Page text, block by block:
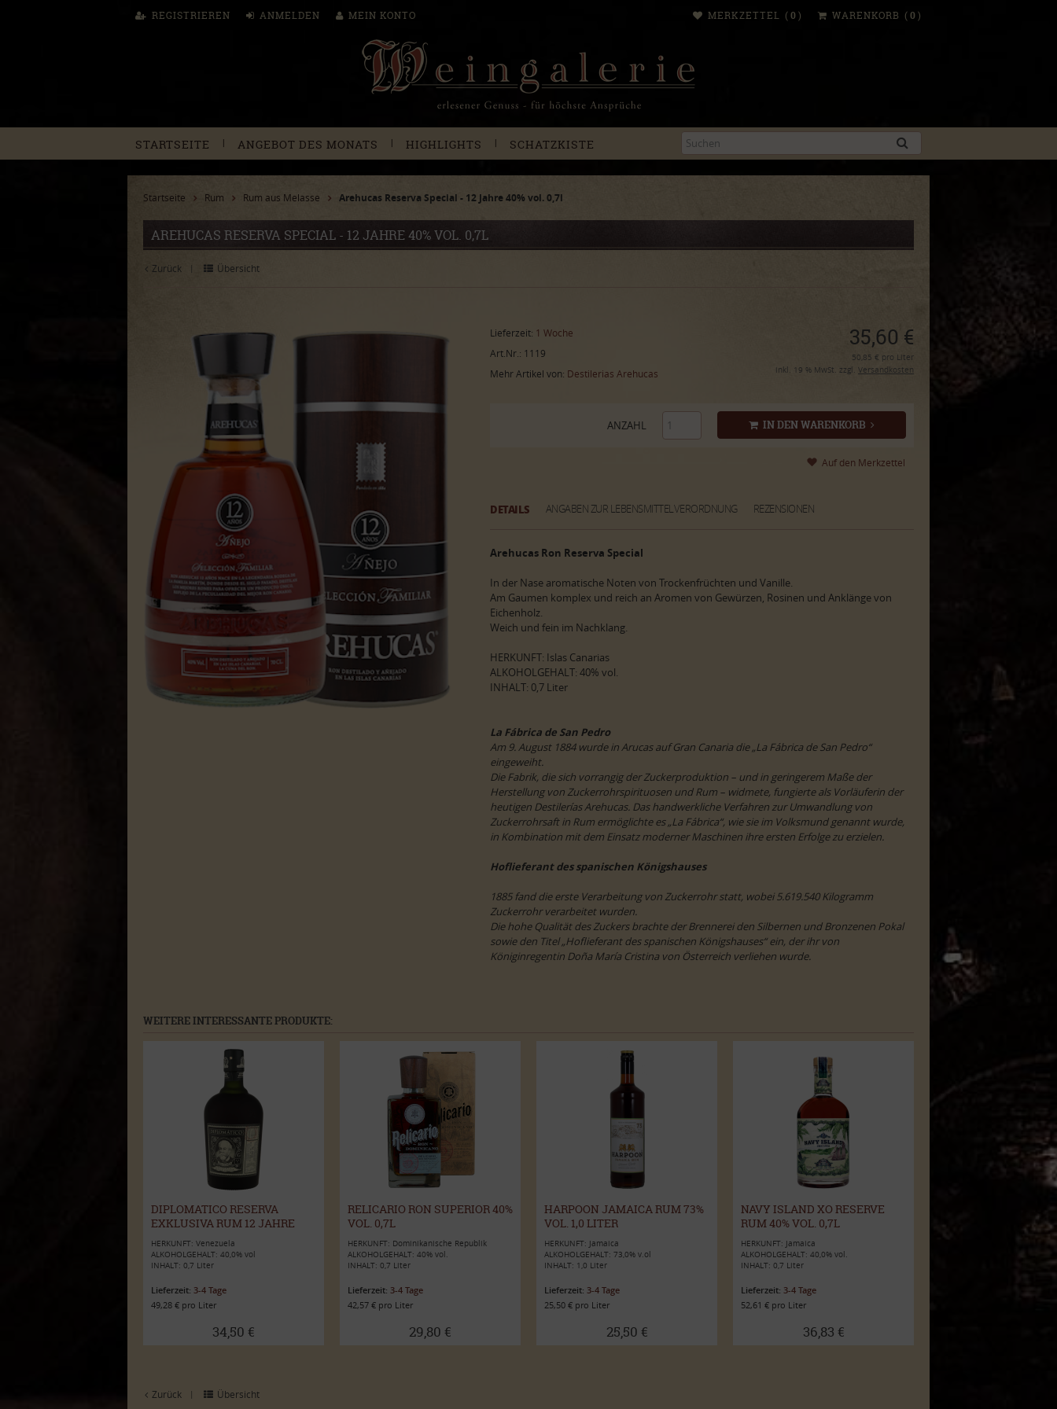
REGISTRIEREN ANMELDEN MEIN KONTO WARENKORB (0 )
MERKZETTEL (0 )
STARTSEITE | ANGEBOT DES MONATS | HIGHLIGHTS | SCHATZKISTE
Startseite Rum Rum aus Melasse Arehucas Reserva Special - 12 Jahre 40% vol. 0,7l
AREHUCAS RESERVA SPECIAL - 12 JAHRE 40% VOL. 0,7L
Zurück | Übersicht
Lieferzeit: 1 Woche
Art.Nr.: 1119
Mehr Artikel von: Destilerias Arehucas
35,60 €
50,85 € pro Liter
inkl. 19 % MwSt. zzgl. Versandkosten
IN DEN WARENKORB
ANZAHL
DETAILS ANGABEN ZUR LEBENSMITTELVERORDNUNG REZENSIONEN
Arehucas Ron Reserva Special
In der Nase aromatische Noten von Trockenfrüchten und Vanille.
Am Gaumen komplex und reich an Aromen von Gewürzen, Rosinen und Anklänge von
Eichenholz.
Weich und fein im Nachklang.
HERKUNFT: Islas Canarias
ALKOHOLGEHALT: 40% vol.
INHALT: 0,7 Liter
La Fábrica de San Pedro
Am 9. August 1884 wurde in Arucas auf Gran Canaria die „La Fábrica de San Pedro“
eingeweiht.
Die Fabrik, die sich vorrangig der Zuckerproduktion – und in geringerem Maße der
Herstellung von Zuckerrohrspirituosen und Rum – widmete, fungierte als Vorläuferin der
heutigen Destilerías Arehucas. Das handwerkliche Verfahren zur Umwandlung von
Zuckerrohrsaft in Rum ermöglichte es „La Fábrica“, wie sie im Volksmund genannt wurde,
in Kombination mit dem Einsatz moderner Maschinen ihre ersten Erfolge zu erzielen.
Hoflieferant des spanischen Königshauses
1885 fand die erste Verarbeitung von Zuckerrohr statt, wobei 5.619.540 Kilogramm
Zuckerrohr verarbeitet wurden.
Die hohe Qualität des Zuckers brachte der Brennerei den Silbernen und Bronzenen Pokal
sowie den Titel „Hoflieferant des spanischen Königshauses“ ein, der ihr von
Königinregentin Doña María Cristina von Österreich verliehen wurde.
WEITERE INTERESSANTE PRODUKTE:
DIPLOMATICO RESERVA
EXKLUSIVA RUM 12 JAHRE
HERKUNFT: Venezuela
ALKOHOLGEHALT: 40,0% vol
INHALT: 0,7 Liter
Lieferzeit: 3-4 Tage
49,28 € pro Liter
34,50 €
RELICARIO RON SUPERIOR 40%
VOL. 0,7L
HERKUNFT: Dominikanische Republik
ALKOHOLGEHALT: 40% vol.
INHALT: 0,7 Liter
Lieferzeit: 3-4 Tage
42,57 € pro Liter
29,80 €
HARPOON JAMAICA RUM 73%
VOL. 1,0 LITER
HERKUNFT: Jamaica
ALKOHOLGEHALT: 73,0% v.ol
INHALT: 1,0 Liter
Lieferzeit: 3-4 Tage
25,50 € pro Liter
25,50 €
NAVY ISLAND XO RESERVE
RUM 40% VOL. 0,7L
HERKUNFT: Jamaica
ALKOHOLGEHALT: 40,0% vol.
INHALT: 0,7 Liter
Lieferzeit: 3-4 Tage
52,61 € pro Liter
36,83 €
Zurück | Übersicht